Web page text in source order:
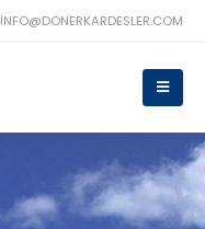
INFO@DONERKARDESLER.COM